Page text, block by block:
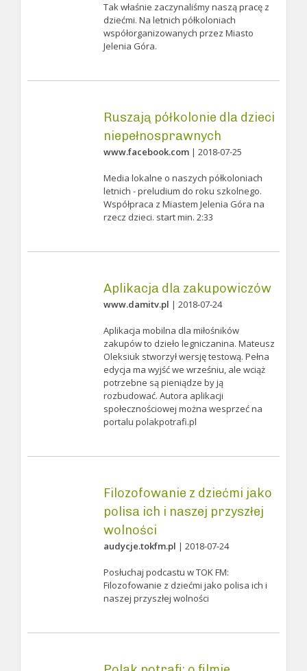
Tak właśnie zaczynaliśmy naszą pracę z
dziećmi. Na letnich półkoloniach
współorganizowanych przez Miasto
Jelenia Góra.
Ruszają półkolonie dla dzieci
niepełnosprawnych
www.facebook.com| 2018-07-25
Media lokalne o naszych półkoloniach
letnich - preludium do roku szkolnego.
Współpraca z Miastem Jelenia Góra na
rzecz dzieci. start min. 2:33
Aplikacja dla zakupowiczów
www.damitv.pl | 2018-07-24
Aplikacja mobilna dla miłośników
zakupów to dzieło legniczanina. Mateusz
Oleksiuk stworzył wersję testową. Pełna
edycja ma wyjść we wrześniu, ale wciąż
potrzebne są pieniądze by ją
rozbudować. Autora aplikacji
społecznościowej można wesprzeć na
portalu polakpotrafi.pl
Filozofowanie z dziećmi jako
polisa ich i naszej przyszłej
wolności
audycje.tokfm.pl | 2018-07-24
Posłuchaj podcastu w TOK FM:
Filozofowanie z dziećmi jako polisa ich i
naszej przyszłej wolności